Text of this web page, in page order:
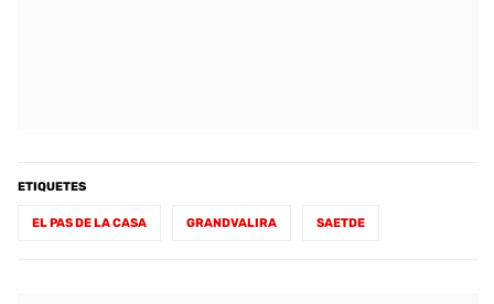
ETIQUETES
EL PAS DE LA CASA GRANDVALIRA SAETDE